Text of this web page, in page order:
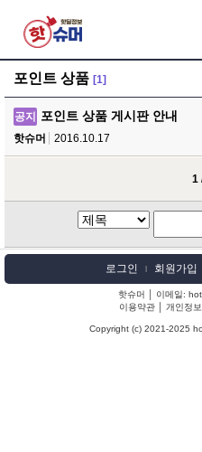
포인트 상품 [1]
공지 포인트 상품 게시판 안내
핫슈머 2016.10.17
1
로그인 l 회원가입
핫슈머 │ 이메일:
이용약관
개인정
Copyright (c) 2021-2025